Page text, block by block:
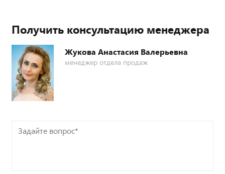
Получить консультацию менеджера
Жукова Анастасия Валерьевна
менеджер отдела продаж
Задайте
вопрос*